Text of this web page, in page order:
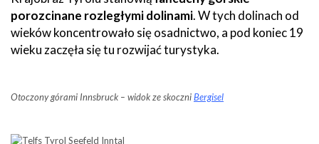
porozcinane rozległymi dolinami. W tych dolinach od
wieków koncentrowało się osadnictwo, a pod koniec 19
wieku zaczęła się tu rozwijać turystyka.
Otoczony górami Innsbruck – widok ze skoczniBergisel